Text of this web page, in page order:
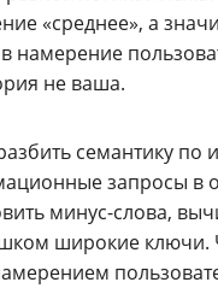
«среднее», а
намерение
не ваша.
семантику по
запросы в
минус-слова,
широкие ключи.